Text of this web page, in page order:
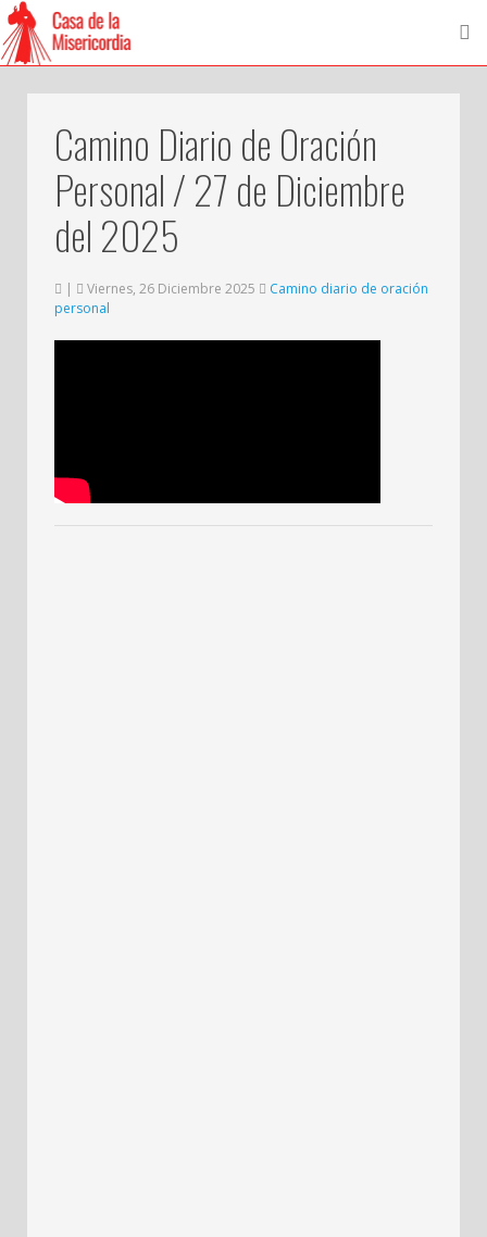
Camino Diario de Oración
Personal / 27 de Diciembre
del 2025
| Viernes, 26 Diciembre 2025
Camino diario de oración
personal